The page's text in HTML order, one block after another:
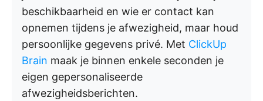
beschikbaarheid en wie er contact kan
opnemen tijdens je afwezigheid, maar houd
persoonlijke gegevens privé. Met ClickUp
Brain maak je binnen enkele seconden je
eigen gepersonaliseerde
afwezigheidsberichten.